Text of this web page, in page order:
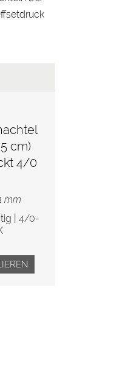
cm)
4/0
mm
| 4/0-